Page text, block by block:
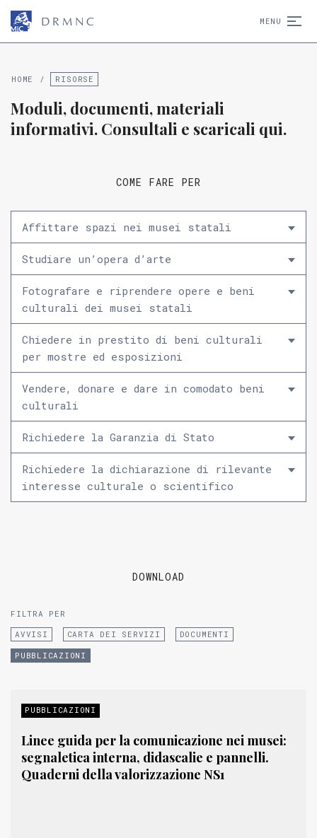
D R M N C MENU
HOME / RISORSE
Moduli, documenti, materiali
informativi. Consultali e scaricali qui.
COME FARE PER
Affittare spazi nei musei statali
Studiare un’opera d’arte
Fotografare e riprendere opere e beni
culturali dei musei statali
Chiedere in prestito di beni culturali
per mostre ed esposizioni
Vendere, donare e dare in comodato beni
culturali
Richiedere la Garanzia di Stato
Richiedere la dichiarazione di rilevante
interesse culturale o scientifico
DOWNLOAD
FILTRA PER
AVVISI
CARTA DEI SERVIZI
DOCUMENTI
PUBBLICAZIONI
PUBBLICAZIONI
Linee guida per la comunicazione nei musei:
segnaletica interna, didascalie e pannelli.
Quaderni della valorizzazione NS1